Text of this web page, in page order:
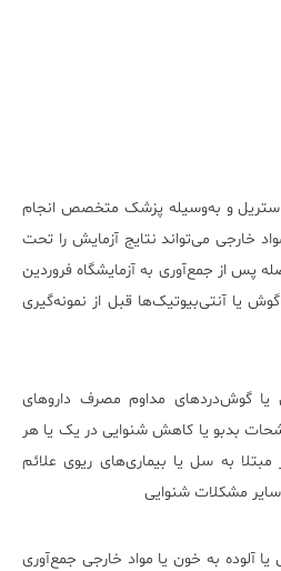
استریل و به‌وسیله پزشک متخصص انجام
خارجی می‌تواند نتایج آزمایش را تحت
پس از جمع‌آوری به آزمایشگاه فروردین
یا آنتی‌بیوتیک‌ها قبل از نمونه‌گیری
گوش‌دردهای مداوم مصرف داروهای
بدبو یا کاهش شنوایی در یک یا هر
به سل یا بیماری‌های ریوی علائم
مشکلات شنوایی
یا آلوده به خون یا مواد خارجی جمع‌آوری